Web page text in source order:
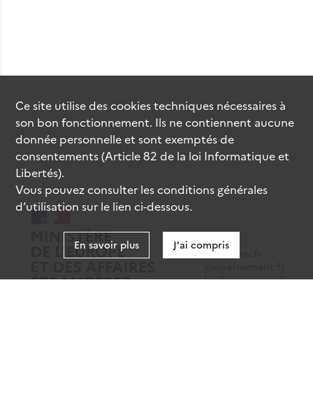
data.gouv.fr
legifrance.gouv.fr
Ce site utilise descookiestechniques nécessaires à
son bon fonctionnement. Ils ne contiennent aucune
donnée personnelle et sont exemptés de
consentements (Article 82 de la loi Informatique et
Libertés).
Vous pouvez consulter les conditions générales
d’utilisation sur le lien ci-dessous.
En savoir plus J'ai compris